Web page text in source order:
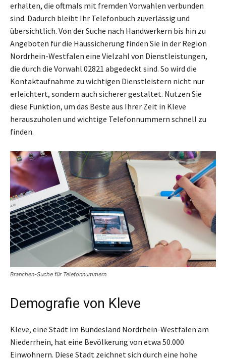
erhalten, die oftmals mit fremden Vorwahlen verbunden
sind. Dadurch bleibt Ihr Telefonbuch zuverlässig und
übersichtlich. Von der Suche nach Handwerkern bis hin zu
Angeboten für die Haussicherung finden Sie in der Region
Nordrhein-Westfalen eine Vielzahl von Dienstleistungen,
die durch die Vorwahl 02821 abgedeckt sind. So wird die
Kontaktaufnahme zu wichtigen Dienstleistern nicht nur
erleichtert, sondern auch sicherer gestaltet. Nutzen Sie
diese Funktion, um das Beste aus Ihrer Zeit in Kleve
herauszuholen und wichtige Telefonnummern schnell zu
finden.
Branchen-Suche für Telefonnummern
Demografie von Kleve
Kleve, eine Stadt im Bundesland Nordrhein-Westfalen am
Niederrhein, hat eine Bevölkerung von etwa 50.000
Einwohnern. Diese Stadt zeichnet sich durch eine hohe